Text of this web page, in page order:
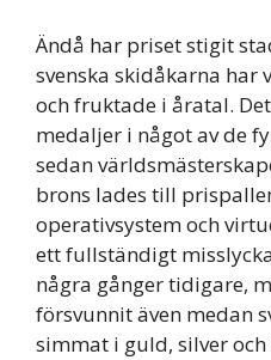
Ändå har priset stigit
svenska skidåkarna
och fruktade i åratal.
medaljer i något av de
sedan
brons lades till
operativsystem och
ett fullständigt
några gånger tidigare,
försvunnit även medan
simmat i guld, silver och